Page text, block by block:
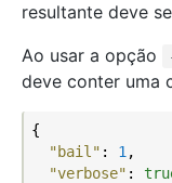
resultante deve
Ao usar a opção
deve conter uma
{
"bail" : 1 ,
"verbose" :